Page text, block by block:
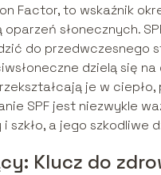
Factor, to wskaźnik
słonecznych.
do przedwczesnego
dzielą się
je w
SPF jest niezwykle
szkło, a jego szkodliwe
Klucz do